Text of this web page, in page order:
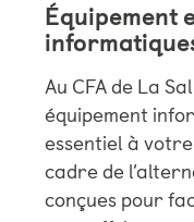
Équipement
Au CFA de La
équipement
essentiel à
cadre de
conçues pour